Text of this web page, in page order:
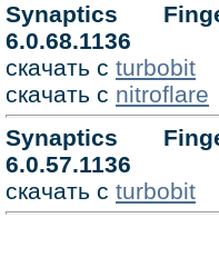
Synaptics
6.0.68.1136
скачать с turbobit
скачать с nitroflare
Synaptics
6.0.57.1136
скачать с turbobit